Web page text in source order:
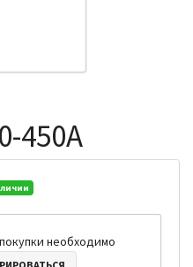
450A
необходимо